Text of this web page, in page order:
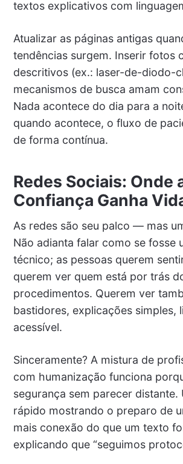
textos explicativos com
Atualizar as páginas antigas
tendências surgem. Inserir fotos
descritivos (ex.: laser-de-diodo-
mecanismos de busca amam
Nada acontece do dia para a
quando acontece, o fluxo de
de forma contínua.
Redes Sociais: Onde
Confiança Ganha
As redes são seu palco — mas
Não adianta falar como se fosse
técnico; as pessoas querem
querem ver quem está por trás
procedimentos. Querem ver
bastidores, explicações simples,
acessível.
Sinceramente? A mistura de
com humanização funciona
segurança sem parecer distante.
rápido mostrando o preparo de
mais conexão do que um texto
explicando que “seguimos